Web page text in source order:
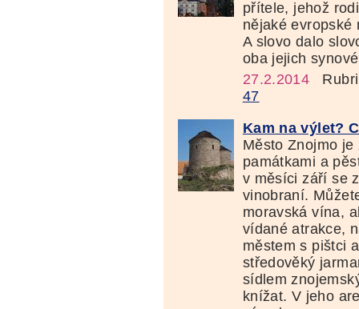
přítele, jehož
nějaké evropské
A slovo dalo
oba jejich
27.2.2014
47
Kam na výlet?
Město Znojmo
památkami a
v měsíci září se
vinobraní.
moravská vína,
vídané atrakce,
městem s pištci
středověký
sídlem
knížat. V jeho